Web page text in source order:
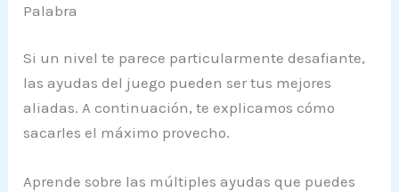
Palabra
Si un nivel te parece particularmente desafiante,
las ayudas del juego pueden ser tus mejores
aliadas. A continuación, te explicamos cómo
sacarles el máximo provecho.
Aprende sobre las múltiples ayudas que puedes